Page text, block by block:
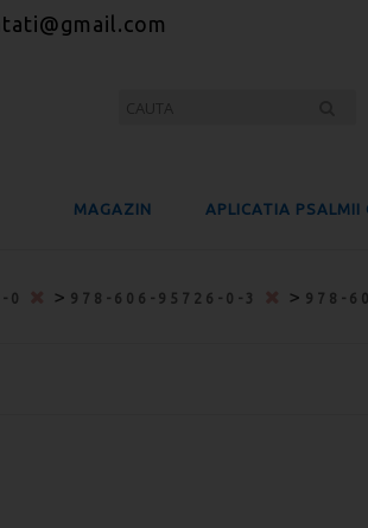
MAGAZIN APLICATIA PSALMII
0 > 978-606-95726-0-3 > 978-